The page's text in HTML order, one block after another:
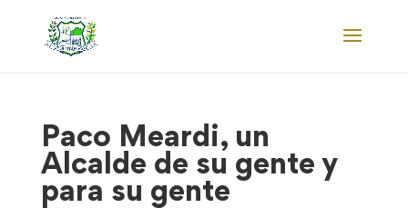
Paco Meardi, un
Alcalde de su gente y
para su gente